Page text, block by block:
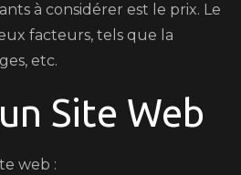
Web
à considérer est le prix. Le
facteurs, tels que la
etc.
Site Web
web :